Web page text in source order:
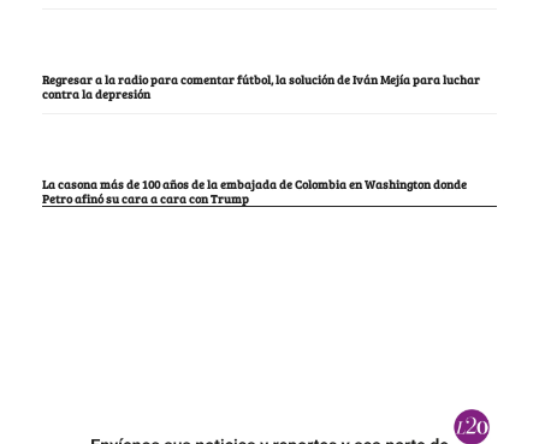
Regresar a la radio para comentar fútbol, la solución de Iván Mejía para luchar
contra la depresión
La casona más de 100 años de la embajada de Colombia en Washington donde
Petro afinó su cara a cara con Trump